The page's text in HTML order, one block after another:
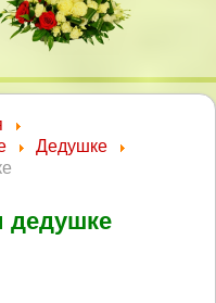
Дедушке
дедушке